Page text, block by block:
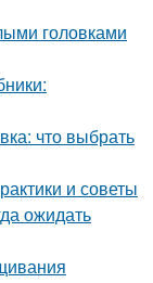
головками
что выбрать
и советы
ожидать